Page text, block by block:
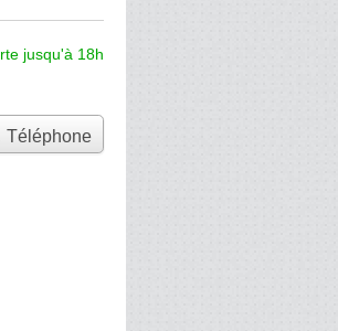
jusqu'à 18h
Téléphone